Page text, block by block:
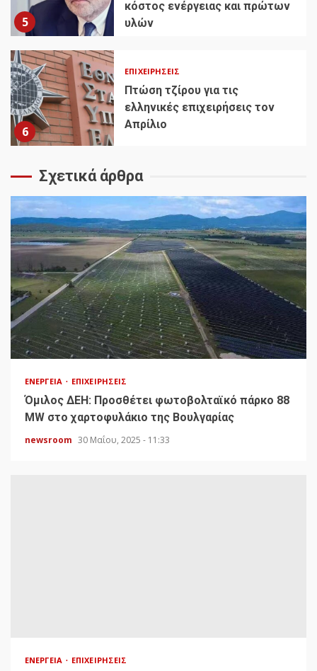
5
κόστος ενέργειας και πρώτων
υλών
6
ΕΠΙΧΕΙΡΉΣΕΙΣ
Πτώση τζίρου για τις
ελληνικές επιχειρήσεις τον
Απρίλιο
Σχετικά άρθρα
ΕΝΈΡΓΕΙΑ ΕΠΙΧΕΙΡΉΣΕΙΣ
Όμιλος ΔΕΗ: Προσθέτει φωτοβολταϊκό πάρκο 88
MW στο χαρτοφυλάκιο της Βουλγαρίας
newsroom 30 Μαΐου, 2025 - 11:33
ΕΝΈΡΓΕΙΑ ΕΠΙΧΕΙΡΉΣΕΙΣ